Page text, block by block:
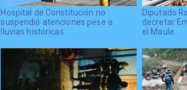
Hospital de Constitución no
suspendió atenciones pese a
lluvias históricas
Diputado
decretar
el Maule